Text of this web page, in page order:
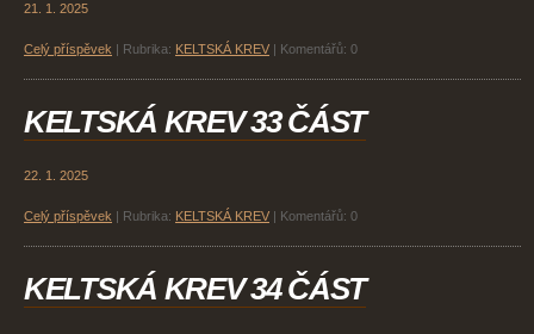
21. 1. 2025
Celý příspěvek Rubrika: KELTSKÁ KREV Komentářů: 0
KELTSKÁ KREV 33 ČÁST
22. 1. 2025
Celý příspěvek Rubrika: KELTSKÁ KREV Komentářů: 0
KELTSKÁ KREV 34 ČÁST